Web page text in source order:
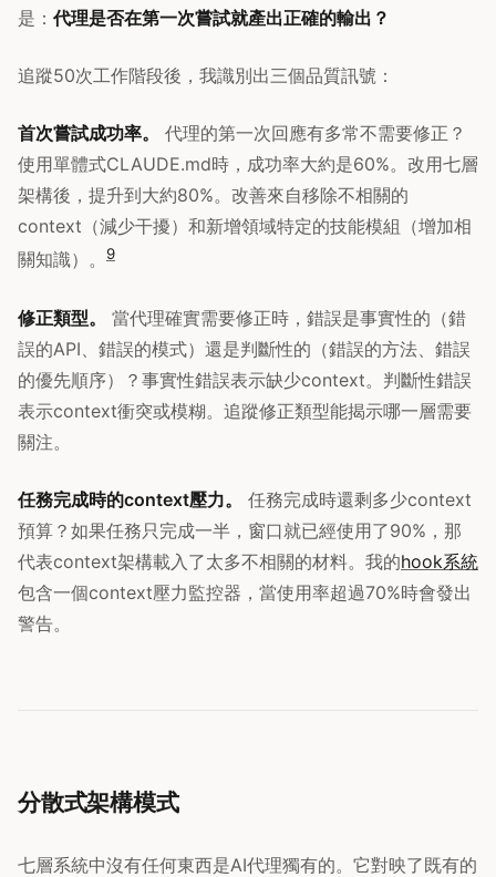
是： 代理是否在第一次嘗試就產出正確的輸出？
追蹤50次工作階段後，我識別出三個品質訊號：
首次嘗試成功率。
代理的第一次回應有多常不需要修正？
使用單體式CLAUDE.md時，成功率大約是60%。改用七層
架構後，提升到大約80%。改善來自移除不相關的
context（減少干擾）和新增領域特定的技能模組（增加相
關知識）。
9
修正類型。
當代理確實需要修正時，錯誤是事實性的（錯
誤的API、錯誤的模式）還是判斷性的（錯誤的方法、錯誤
的優先順序）？事實性錯誤表示缺少context。判斷性錯誤
表示context衝突或模糊。追蹤修正類型能揭示哪一層需要
關注。
任務完成時的context壓力。
任務完成時還剩多少context
預算？如果任務只完成一半，窗口就已經使用了90%，那
代表context架構載入了太多不相關的材料。我的hook系統
包含一個context壓力監控器，當使用率超過70%時會發出
警告。
分散式架構模式
七層系統中沒有任何東西是AI代理獨有的。它對映了既有的